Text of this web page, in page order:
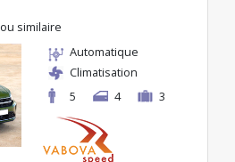
ou similaire
Automatique
Climatisation
5
4 3